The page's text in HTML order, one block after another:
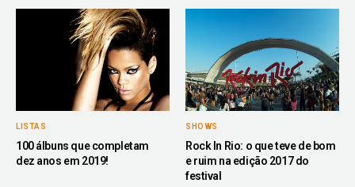
LISTAS
100 álbuns que completam
dez anos em 2019!
SHOWS
Rock In Rio: o que teve de bom
e ruim na edição 2017 do
festival